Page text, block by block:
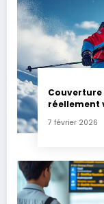
Couverture
réellement
7 février 2026